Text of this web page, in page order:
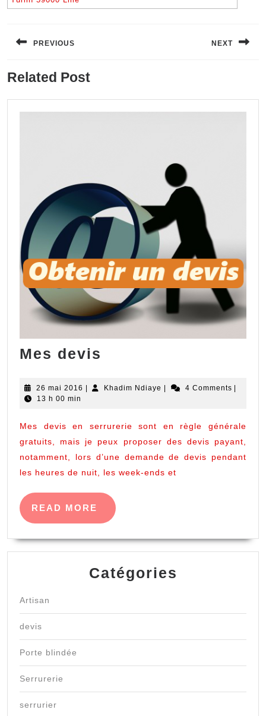
de
PREVIOUS
post:
NEXT
Related Post
Mes devis
26 mai 2016 26
| Khadim Ndiaye Khadim
| 4 Comments |
13 h 00 min
Mes devis en serrurerie sont en règle générale
gratuits, mais je peux proposer des devis payant,
notamment, lors d’une demande de devis pendant
les heures de nuit, les week-ends et
READ MORE
READ
MORE
Catégories
Artisan
devis
Porte blindée
Serrurerie
serrurier